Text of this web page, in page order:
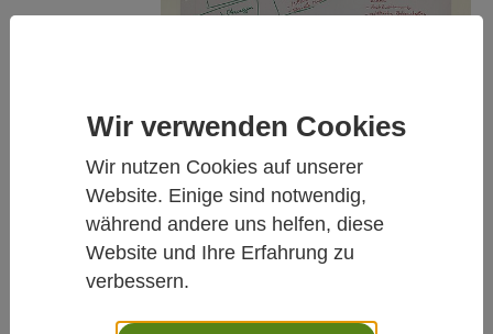
Wir verwenden Cookies
Wir nutzen Cookies auf unserer
Website. Einige sind notwendig,
während andere uns helfen, diese
Website und Ihre Erfahrung zu
verbessern.